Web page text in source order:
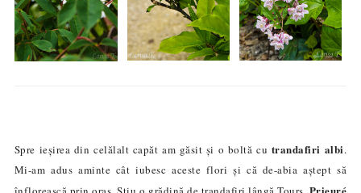
Spre ieșirea din celălalt capăt am găsit și o boltă cu trandafiri albi.
Mi-am adus aminte cât iubesc aceste flori și că de-abia aștept să